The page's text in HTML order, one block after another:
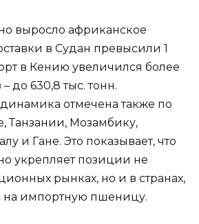
выросло африканское
в Судан превысили 1
в Кению увеличился более
до 630,8 тыс. тонн.
отмечена также по
Танзании, Мозамбику,
и Гане. Это показывает, что
укрепляет позиции не
рынках, но и в странах,
на импортную пшеницу.